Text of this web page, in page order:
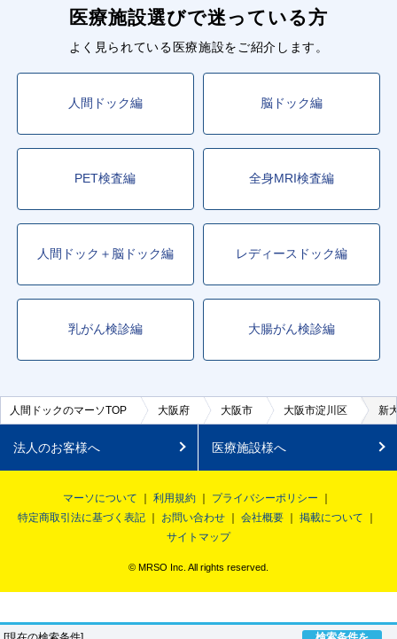
医療施設選びで迷っている方
よく見られている医療施設をご紹介します。
人間ドック編 脳ドック編
PET検査編 全身MRI検査編
人間ドック＋脳ドック編 レディースドック編
乳がん検診編 大腸がん検診編
人間ドックのマーソTOP 大阪府 大阪市 大阪市淀川区 新
法人のお客様へ 医療施設様へ
マーソについて 利用規約
プライバシーポリシー
特定商取引法に基づく表記
お問い合わせ 会社概要
掲載について
サイトマップ
© MRSO Inc. All rights reserved.